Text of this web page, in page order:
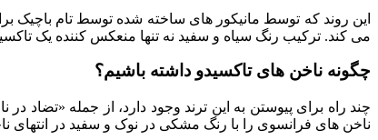
این روند که توسط مانیکور های ساخته شده توسط تام باچیک
می کند. ترکیب رنگ سیاه و سفید نه تنها منعکس کننده یک
چگونه ناخن های تاکسیدو داشته باشیم؟
چند راه برای پیوستن به این ترند وجود دارد، از جمله
ناخن های فرانسوی را با رنگ مشکی در نوک و سفید در انتهای